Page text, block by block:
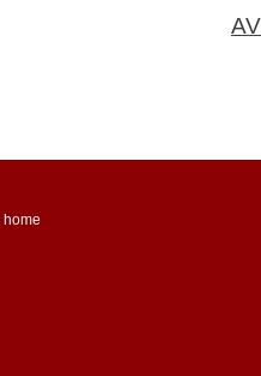
home